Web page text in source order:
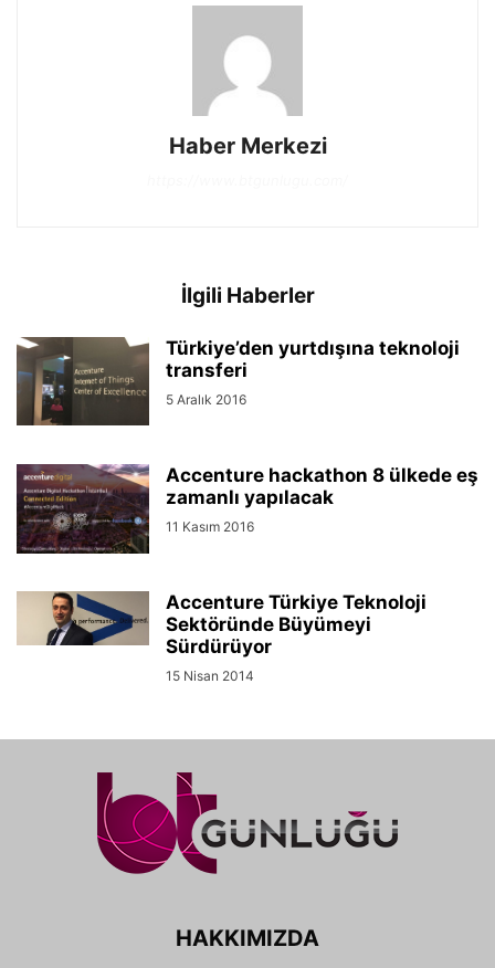
Haber Merkezi
İlgili Haberler
Türkiye’den yurtdışına teknoloji
transferi
5 Aralık 2016
Accenture hackathon 8 ülkede eş
zamanlı yapılacak
11 Kasım 2016
Accenture Türkiye Teknoloji
Sektöründe Büyümeyi
Sürdürüyor
15 Nisan 2014
HAKKIMIZDA